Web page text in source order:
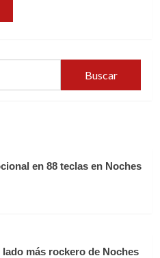
en 88 teclas en Noches
más rockero de Noches